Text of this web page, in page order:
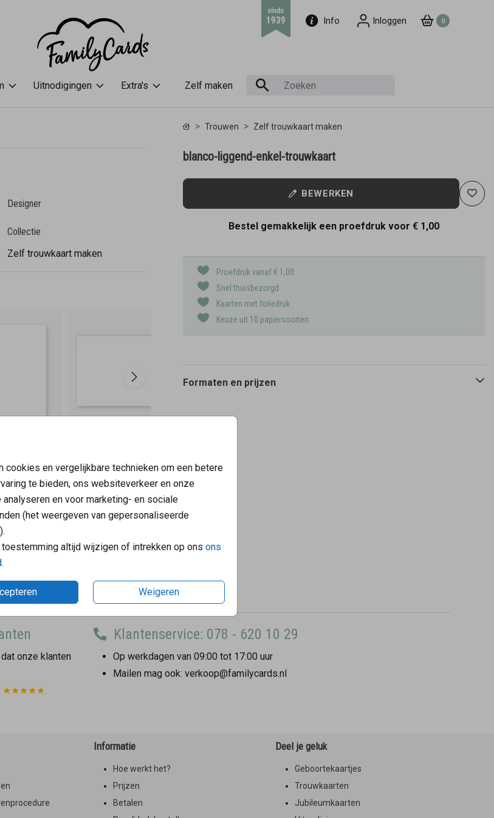
Info Inloggen 0
Uitnodigingen Extra's Zelf maken
cookies en vergelijkbare technieken om een betere
te bieden, ons websiteverkeer en onze
en voor marketing- en sociale
(het weergeven van gepersonaliseerde
altijd wijzigen of intrekken op ons ons
.
Weigeren
Designer
Collectie
Zelf trouwkaart maken
Trouwen Zelf trouwkaart maken
blanco-liggend-enkel-trouwkaart
BEWERKEN
Bestel gemakkelijk een proefdruk voor € 1,00
Proefdruk vanaf € 1,00
Snel thuisbezorgd
Kaarten met foliedruk
Keuze uit 10 papiersoorten
Formaten en prijzen
onze klanten
★★★★★.
Klantenservice: 078 - 620 10 29
Op werkdagen van 09:00 tot 17:00 uur
Mailen mag ook: verkoop@familycards.nl
Informatie
Hoe werkt het?
Prijzen
Betalen
Deel je geluk
Geboortekaartjes
Trouwkaarten
Jubileumkaarten